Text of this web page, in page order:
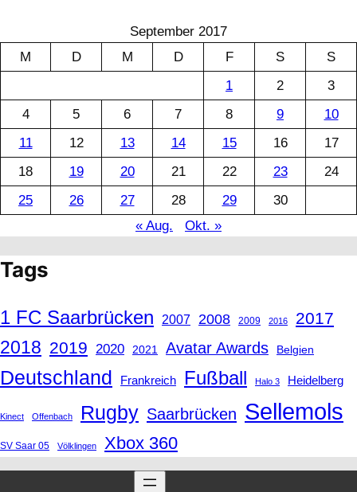
September 2017
M
D M D F S
S
1
2
3
4
5 6 7 8 9
10
11
12 13 14 15 16
17
18
19 20 21 22 23
24
25
26 27 28 29
30
« Aug.
Okt. »
Tags
1 FC Saarbrücken 2007 2008 2009 2016 2017
2018 2019 2020 2021 Avatar Awards Belgien
Deutschland Frankreich Fußball Halo 3 Heidelberg
Kinect Offenbach Rugby Saarbrücken Sellemols
SV Saar 05 Völklingen Xbox 360